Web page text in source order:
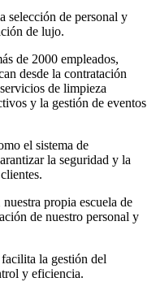
selección de personal y
de lujo.
de 2000 empleados,
desde la contratación
de limpieza
y la gestión de eventos
el sistema de
la seguridad y la
propia escuela de
de nuestro personal y
la gestión del
y eficiencia.